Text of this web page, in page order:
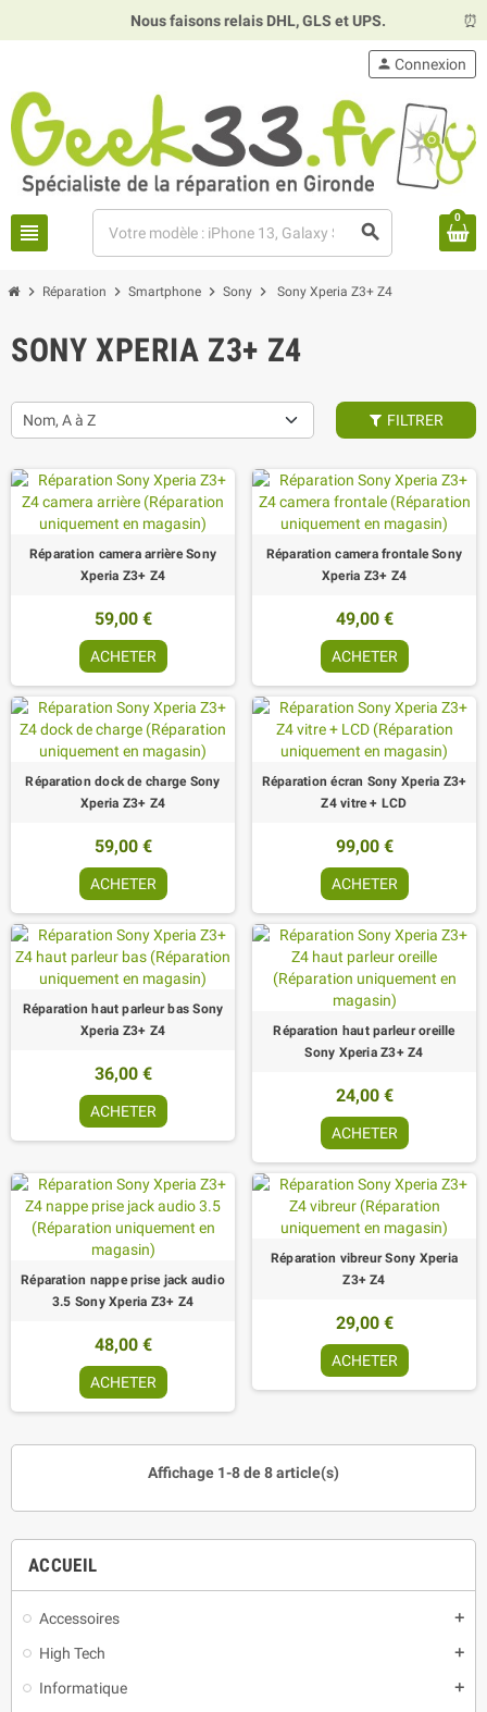
Nous faisons relais DHL, GLS et UPS. ⏰
view_headline search
person Connexion
0
chevron_right Réparation chevron_right Smartphone chevron_right Sony chevron_right Sony Xperia Z3+ Z4
ACCUEIL
Accessoires add
High Tech add
Informatique add
SONY XPERIA Z3+ Z4
Nom, A à Z FILTRER
Réparation camera arrière Sony
Xperia Z3+ Z4
59,00 €
ACHETER
Réparation camera frontale Sony
Xperia Z3+ Z4
49,00 €
ACHETER
Réparation dock de charge Sony
Xperia Z3+ Z4
59,00 €
ACHETER
Réparation écran Sony Xperia Z3+
Z4 vitre + LCD
99,00 €
ACHETER
Réparation haut parleur bas Sony
Xperia Z3+ Z4
36,00 €
ACHETER
Réparation haut parleur oreille
Sony Xperia Z3+ Z4
24,00 €
ACHETER
Réparation nappe prise jack audio
3.5 Sony Xperia Z3+ Z4
48,00 €
ACHETER
Réparation vibreur Sony Xperia
Z3+ Z4
29,00 €
ACHETER
Affichage 1-8 de 8 article(s)